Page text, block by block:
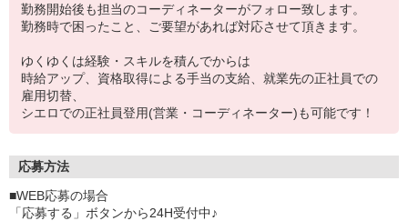
勤務開始後も担当のコーディネーターがフォロー致します。
勤務時で困ったこと、ご要望があれば対応させて頂きます。
ゆくゆくは経験・スキルを積んでからは
時給アップ、資格取得による手当の支給、就業先の正社員での
雇用切替、
シエロでの正社員登用(営業・コーディネーター)も可能です！
応募方法
■WEB応募の場合
「応募する」ボタンから24H受付中♪